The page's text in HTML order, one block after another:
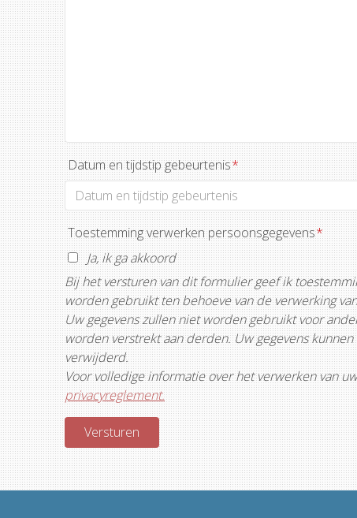
Datum en tijdstip gebeurtenis*
Toestemming verwerken persoonsgegevens*
Ja, ik ga akkoord
Bij het versturen van dit formulier geef ik
worden gebruikt ten behoeve van de verwerking
Uw gegevens zullen niet worden gebruikt voor
worden verstrekt aan derden. Uw gegevens
verwijderd.
Voor volledige informatie over het verwerken van
privacyreglement.